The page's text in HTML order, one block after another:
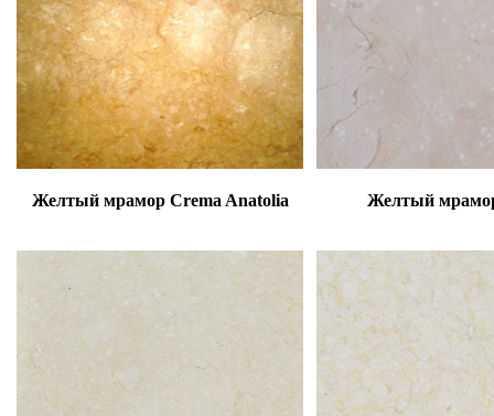
Желтый мрамор Crema Anatolia Желтый